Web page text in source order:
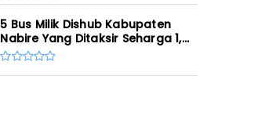
5 Bus Milik Dishub Kabupaten
Nabire Yang Ditaksir Seharga 1,...